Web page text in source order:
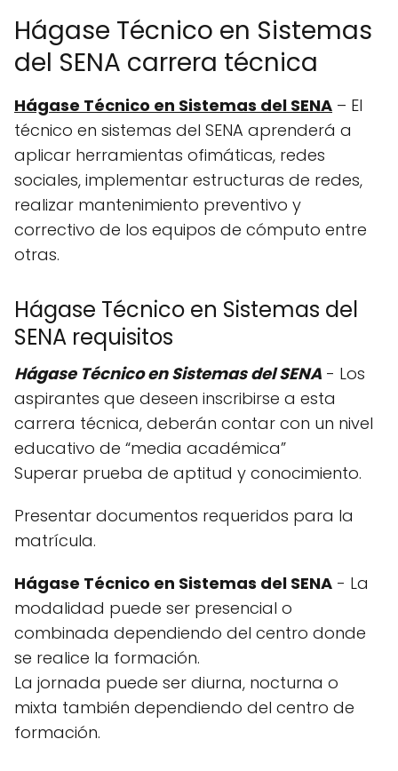
Hágase Técnico en Sistemas
del SENA carrera técnica
Hágase Técnico en Sistemas del SENA – El
técnico en sistemas del SENA aprenderá a
aplicar herramientas ofimáticas, redes
sociales, implementar estructuras de redes,
realizar mantenimiento preventivo y
correctivo de los equipos de cómputo entre
otras.
Hágase Técnico en Sistemas del
SENA requisitos
Hágase Técnico en Sistemas del SENA - Los
aspirantes que deseen inscribirse a esta
carrera técnica, deberán contar con un nivel
educativo de “media académica”
Superar prueba de aptitud y conocimiento.
Presentar documentos requeridos para la
matrícula.
Hágase Técnico en Sistemas del SENA - La
modalidad puede ser presencial o
combinada dependiendo del centro donde
se realice la formación.
La jornada puede ser diurna, nocturna o
mixta también dependiendo del centro de
formación.